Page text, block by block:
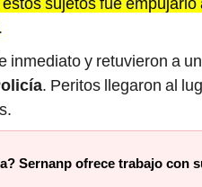
.
inmediato y retuvieron a
. Peritos llegaron al
Sernanp ofrece trabajo con